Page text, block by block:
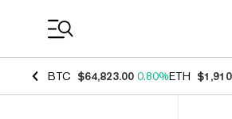
BTC $64,823.00 0.80%ETH